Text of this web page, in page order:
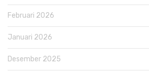
Februari 2026
Januari 2026
Desember 2025